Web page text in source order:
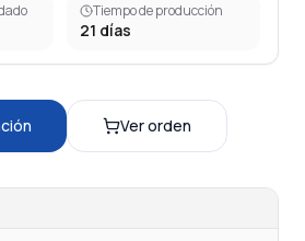
Tiempo de producción
21 días
Ver orden